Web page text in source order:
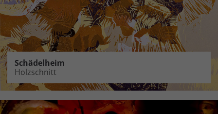
Schädelheim
Holzschnitt